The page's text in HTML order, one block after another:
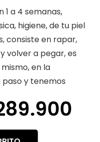
1 a 4 semanas,
higiene, de tu piel
consiste en rapar,
volver a pegar, es
en la
y tenemos